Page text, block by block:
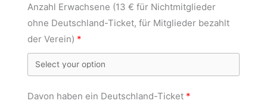
Anzahl Erwachsene (13 € für Nichtmitglieder
ohne Deutschland-Ticket, für Mitglieder bezahlt
der Verein)
Davon haben ein Deutschland-Ticket